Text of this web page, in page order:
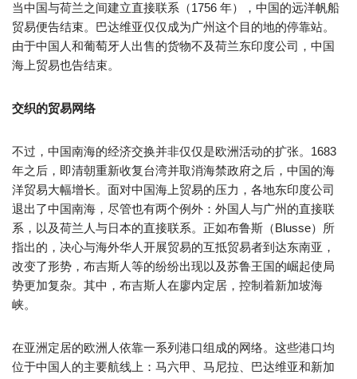
当中国与荷兰之间建立直接联系（1756 年），中国的远洋帆船
贸易便告结束。巴达维亚仅仅成为广州这个目的地的停靠站。
由于中国人和葡萄牙人出售的货物不及荷兰东印度公司，中国
海上贸易也告结束。
交织的贸易网络
不过，中国南海的经济交换并非仅仅是欧洲活动的扩张。1683
年之后，即清朝重新收复台湾并取消海禁政府之后，中国的海
洋贸易大幅增长。面对中国海上贸易的压力，各地东印度公司
退出了中国南海，尽管也有两个例外：外国人与广州的直接联
系，以及荷兰人与日本的直接联系。正如布鲁斯（Blusse）所
指出的，决心与海外华人开展贸易的互抵贸易者到达东南亚，
改变了形势，布吉斯人等的纷纷出现以及苏鲁王国的崛起使局
势更加复杂。其中，布吉斯人在廖内定居，控制着新加坡海
峡。
在亚洲定居的欧洲人依靠一系列港口组成的网络。这些港口均
位于中国人的主要航线上：马六甲、马尼拉、巴达维亚和新加